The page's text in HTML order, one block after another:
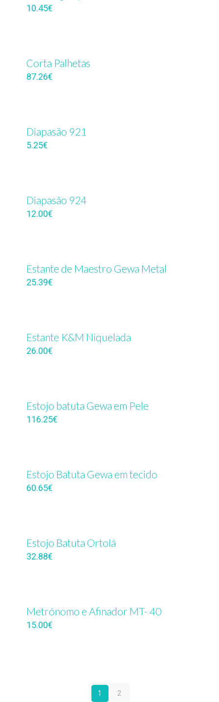
10.45€
Corta Palhetas
87.26€
Diapasão 921
5.25€
Diapasão 924
12.00€
Estante de Maestro Gewa Metal
25.39€
Estante K&M Niquelada
26.00€
Estojo batuta Gewa em Pele
116.25€
Estojo Batuta Gewa em tecido
60.65€
Estojo Batuta Ortolá
32.88€
Metrónomo e Afinador MT- 40
15.00€
1 2